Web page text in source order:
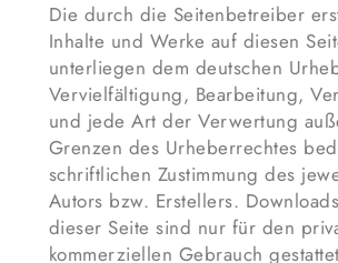
Die durch die Seitenbetreiber
Inhalte und Werke auf diesen
unterliegen dem deutschen
Vervielfältigung, Bearbeitung,
und jede Art der Verwertung
Grenzen des Urheberrechtes
schriftlichen Zustimmung des
Autors bzw. Erstellers.
dieser Seite sind nur für den
kommerziellen Gebrauch